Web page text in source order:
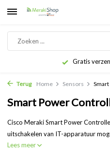
Gratis
Terug Home Sensors
Smart Power
Cisco Meraki Smart Power
uitschakelen van IT-apparatuur
Lees meer